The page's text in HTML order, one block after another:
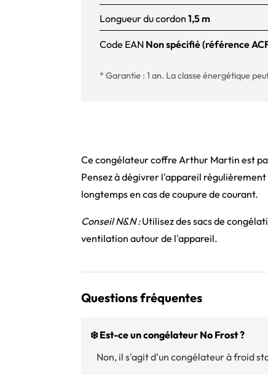
Longueur du cordon 1,5 m
Code EAN Non spécifié (référence
* Garantie : 1 an. La classe énergétique
Ce congélateur coffre Arthur Martin est
Pensez à dégivrer l'appareil
longtemps en cas de coupure de courant.
Conseil N&N :Utilisez des sacs de
ventilation autour de l'appareil.
Questions fréquentes
❄️ Est-ce un congélateur No Frost ?
Non, il s'agit d'un congélateur à froid